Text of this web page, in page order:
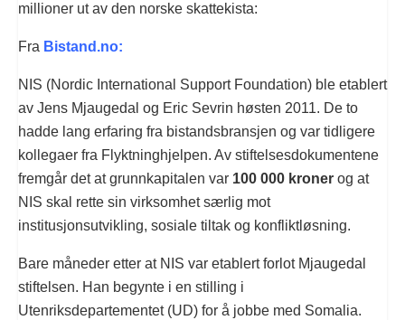
millioner ut av den norske skattekista:
Fra Bistand.no:
NIS (Nordic International Support Foundation) ble etablert
av Jens Mjaugedal og Eric Sevrin høsten 2011. De to
hadde lang erfaring fra bistandsbransjen og var tidligere
kollegaer fra Flyktninghjelpen. Av stiftelsesdokumentene
fremgår det at grunnkapitalen var 100 000 kroner og at
NIS skal rette sin virksomhet særlig mot
institusjonsutvikling, sosiale tiltak og konfliktløsning.
Bare måneder etter at NIS var etablert forlot Mjaugedal
stiftelsen. Han begynte i en stilling i
Utenriksdepartementet (UD) for å jobbe med Somalia.